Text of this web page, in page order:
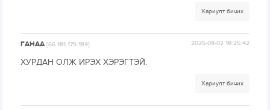
Хариулт бичих
ГАНАА[66.181.179.184] 2025-08-02 18:25:42
ХУРДАН ОЛЖ ИРЭХ ХЭРЭГТЭЙ.
Хариулт бичих